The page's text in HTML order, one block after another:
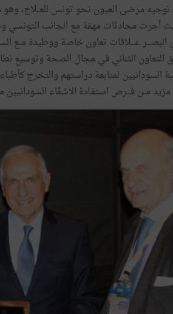
مرضى العيون نحو تونس للعــلاج، وهو
أجرت محادثات مهمّة مع الجانب التونسي
عـــلاقات تعاون خاصة ووطيدة مــع
الثنائي في مجال الصحة وتوسيع
السودانيين لمتابعة دراستهم والتخرج
مــن فـــرص استفـادة الاشقّاء